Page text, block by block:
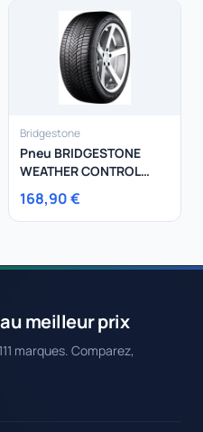
Bridgestone
Pneu BRIDGESTONE
WEATHER CONTROL
A005 235/55R19 101T
168,90 €
meilleur prix
marques. Comparez,